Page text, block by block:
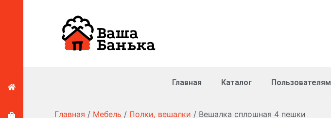
Главная Каталог Пользователям
Главная / Мебель / Полки, вешалки / Вешалка сплошная 4 пешки